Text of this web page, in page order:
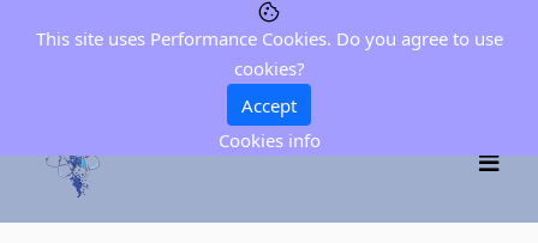
This site uses Performance Cookies. Do you agree to use
cookies?
Accept
Cookies info